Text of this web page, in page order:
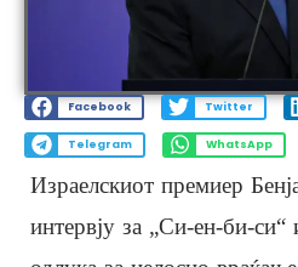
Facebook Twitter
Telegram WhatsApp
Израелскиот премиер
интервју за „Си-ен-би-си“